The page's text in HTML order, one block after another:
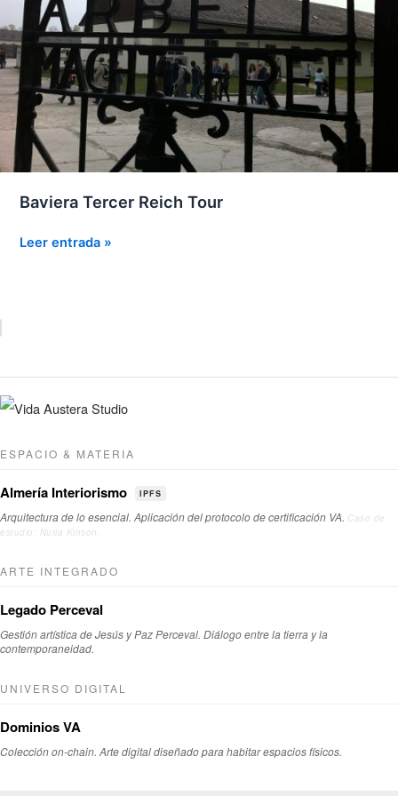
Baviera Tercer Reich Tour
Baviera
Leer entrada »
ESPACIO & MATERIA
Almería Interiorismo IPFS
Arquitectura de lo esencial. Aplicación del protocolo de certificación VA. Caso de
estudio: Nuria Kinson.
ARTE INTEGRADO
Legado Perceval
Gestión artística de Jesús y Paz Perceval. Diálogo entre la tierra y la
contemporaneidad.
UNIVERSO DIGITAL
Dominios VA
Colección on-chain. Arte digital diseñado para habitar espacios físicos.